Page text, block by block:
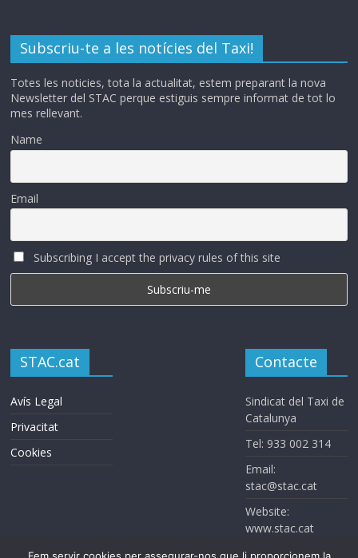
Subscriu-te a les notícies del Taxi!
Totes les noticies, tota la actualitat, estem preparant la nova
Newsletter del STAC perque estiguis sempre informat de tot lo
mes rellevant.
Name
Email
Subscribing I accept the privacy rules of this site
STAC.cat
Avís Legal
Privacitat
Cookies
Contacte
Sindicat del Taxi de
Catalunya
Tel: 933 002 314
Email:
stac@stac.cat
Website:
www.stac.cat